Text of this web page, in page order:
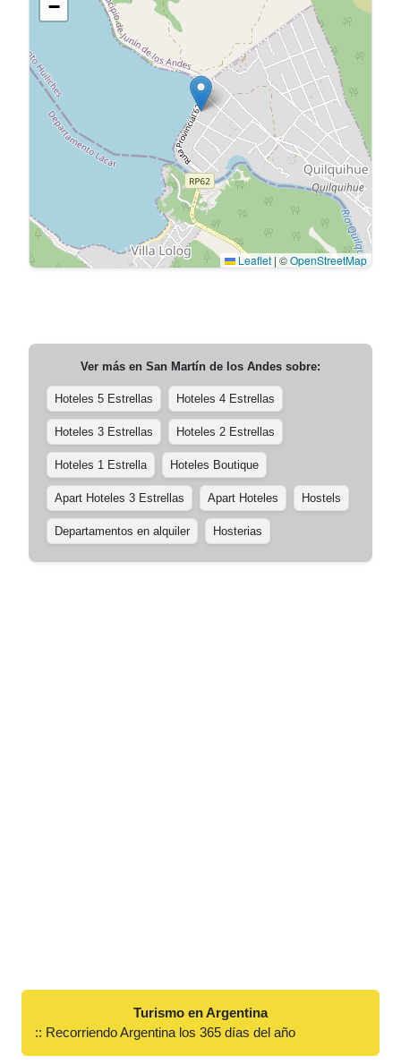
−
Leaflet | ©OpenStreetMap
Ver más en San Martín de los Andes sobre:
Hoteles 5 Estrellas Hoteles 4 Estrellas
Hoteles 3 Estrellas Hoteles 2 Estrellas
Hoteles 1 Estrella Hoteles Boutique
Apart Hoteles 3 Estrellas Apart Hoteles Hostels
Departamentos en alquiler Hosterias
Turismo en Argentina
:: Recorriendo Argentina los 365 días del año